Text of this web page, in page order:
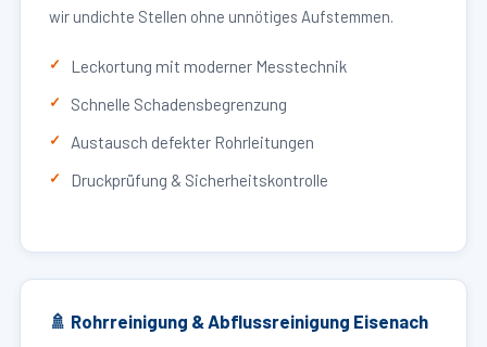
wir undichte Stellen ohne unnötiges Aufstemmen.
Leckortung mit moderner Messtechnik
Schnelle Schadensbegrenzung
Austausch defekter Rohrleitungen
Druckprüfung & Sicherheitskontrolle
🚿 Rohrreinigung & Abflussreinigung Eisenach